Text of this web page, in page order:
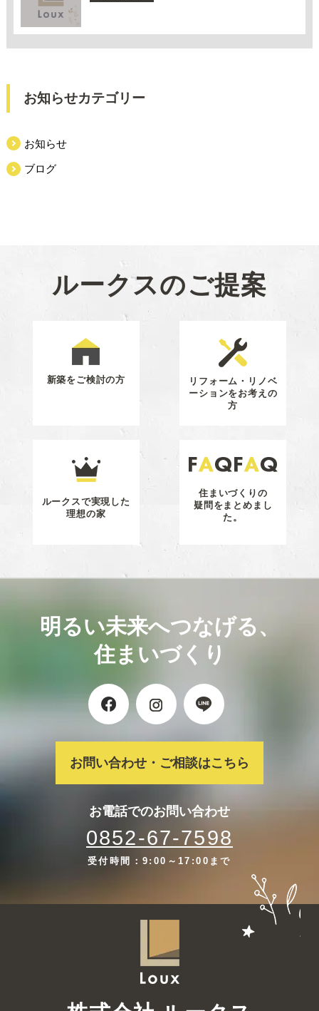
お知らせカテゴリー
お知らせ
ブログ
ルークスのご提案
新築をご検討の方
リフォーム・リノベ
ーションをお考えの
方
ルークスで実現した
理想の家
住まいづくりの
疑問をまとめまし
た。
明るい未来へつなげる、
住まいづくり
お問い合わせ・ご相談はこちら
お電話でのお問い合わせ
0852-67-7598
受付時間：9:00～17:00まで